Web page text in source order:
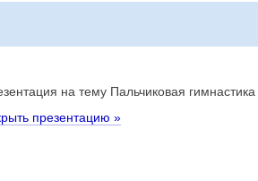
на тему Пальчиковая гимнастика
презентацию »